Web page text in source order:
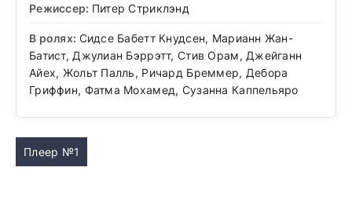
Режиссер: Питер Стриклэнд
В ролях: Сидсе Бабетт Кнудсен, Марианн Жан-
Батист, Джулиан Бэррэтт, Стив Орам, Джейганн
Айех, Жольт Палль, Ричард Бреммер, Дебора
Гриффин, Фатма Мохамед, Сузанна Каппельяро
Плеер №1